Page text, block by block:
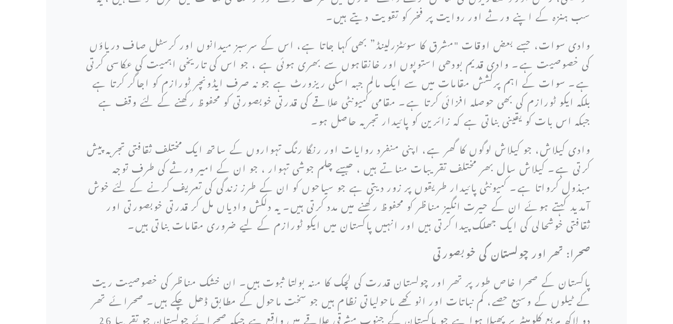
سب ہنزہ کے اپنے ورثے اور روایت پر فخر کو تقویت دیتے ہیں۔
وادی سوات، جسے بعض اوقات "مشرق کا سوئٹزرلینڈ” بھی کہا جاتا ہے، اس کے سرسبز میدانوں اور کرسٹل صاف دریاؤں
کی خصوصیت ہے۔ وادی قدیم بودھی استوپوں اور خانقاہوں سے بھری ہوئی ہے ، جو اس کی تاریخی اہمیت کی عکاسی کرتی
ہے۔ سوات کے اہم پرکشش مقامات میں سے ایک مالم جبہ اسکی ریزورٹ ہے جو نہ صرف ایڈونچر ٹورازم کو اجاگر کرتا ہے
بلکہ ایکو ٹورازم کی بھی حوصلہ افزائی کرتا ہے۔ مقامی کمیونٹی علاقے کی قدرتی خوبصورتی کو محفوظ رکھنے کے لئے وقف ہے
جبکہ اس بات کو یقینی بناتی ہے کہ زائرین کو پائیدار تجربہ حاصل ہو۔
وادی کیلاش، جو کیلاش لوگوں کا گھر ہے، اپنی منفرد روایات اور رنگا رنگ تہواروں کے ساتھ ایک مختلف ثقافتی تجربہ پیش
کرتی ہے۔ کیلاش سال بھر مختلف تقریبات مناتے ہیں ، جیسے چلم جوشی تہوار ، جو ان کے امیر ورثے کی طرف توجہ
مبذول کرواتا ہے۔ کمیونٹی پائیدار طریقوں پر زور دیتی ہے جو سیاحوں کو ان کے طرز زندگی کی تعریف کرنے کے لئے خوش
آمدید کہتے ہوئے ان کے حیرت انگیز مناظر کو محفوظ رکھنے میں مدد کرتی ہیں۔ یہ دلکش وادیاں مل کر قدرتی خوبصورتی اور
ثقافتی خوشحالی کی ایک جھلک پیدا کرتی ہیں اور انہیں پاکستان میں ایکو ٹورازم کے لیے ضروری مقامات بناتی ہیں۔
صحرا: تھر اور چولستان کی خوبصورتی
پاکستان کے صحرا خاص طور پر تھر اور چولستان قدرت کی لچک کا منہ بولتا ثبوت ہیں۔ ان خشک مناظر کی خصوصیت ریت
کے ٹیلوں کے وسیع حصے، کم نباتات اور انوکھے ماحولیاتی نظام ہیں جو سخت ماحول کے مطابق ڈھل چکے ہیں۔ صحرائے تھر
دو لاکھ مربع کلومیٹر پر پھیلا ہوا ہے جو پاکستان کے جنوب مشرقی علاقے میں واقع ہے جبکہ صحرائے چولستان جو تقریبا 26